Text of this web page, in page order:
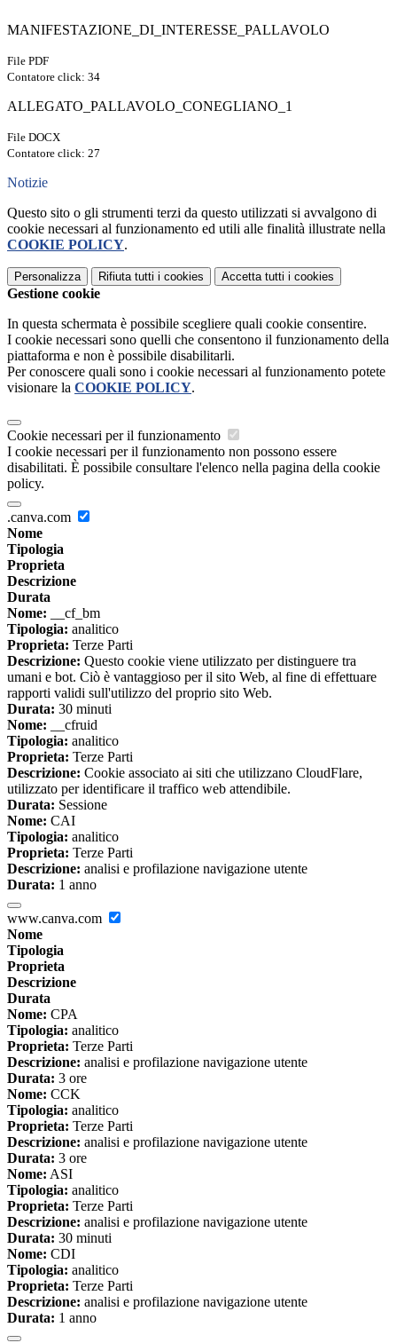
MANIFESTAZIONE_DI_INTERESSE_PALLAVOLO
File PDF
Contatore click: 34
ALLEGATO_PALLAVOLO_CONEGLIANO_1
File DOCX
Contatore click: 27
Notizie
Questo sito o gli strumenti terzi da questo utilizzati si avvalgono di
cookie necessari al funzionamento ed utili alle finalità illustrate nella
COOKIE POLICY.
Personalizza Rifiuta tutti i cookies Accetta tutti i cookies
Gestione cookie
In questa schermata è possibile scegliere quali cookie consentire.
I cookie necessari sono quelli che consentono il funzionamento della
piattaforma e non è possibile disabilitarli.
Per conoscere quali sono i cookie necessari al funzionamento potete
visionare la COOKIE POLICY.
Cookie necessari per il funzionamento
I cookie necessari per il funzionamento non possono essere
disabilitati. È possibile consultare l'elenco nella pagina della cookie
policy.
.canva.com
Nome
Tipologia
Proprieta
Descrizione
Durata
Nome: __cf_bm
Tipologia: analitico
Proprieta: Terze Parti
Descrizione: Questo cookie viene utilizzato per distinguere tra
umani e bot. Ciò è vantaggioso per il sito Web, al fine di effettuare
rapporti validi sull'utilizzo del proprio sito Web.
Durata: 30 minuti
Nome: __cfruid
Tipologia: analitico
Proprieta: Terze Parti
Descrizione: Cookie associato ai siti che utilizzano CloudFlare,
utilizzato per identificare il traffico web attendibile.
Durata: Sessione
Nome: CAI
Tipologia: analitico
Proprieta: Terze Parti
Descrizione: analisi e profilazione navigazione utente
Durata: 1 anno
www.canva.com
Nome
Tipologia
Proprieta
Descrizione
Durata
Nome: CPA
Tipologia: analitico
Proprieta: Terze Parti
Descrizione: analisi e profilazione navigazione utente
Durata: 3 ore
Nome: CCK
Tipologia: analitico
Proprieta: Terze Parti
Descrizione: analisi e profilazione navigazione utente
Durata: 3 ore
Nome: ASI
Tipologia: analitico
Proprieta: Terze Parti
Descrizione: analisi e profilazione navigazione utente
Durata: 30 minuti
Nome: CDI
Tipologia: analitico
Proprieta: Terze Parti
Descrizione: analisi e profilazione navigazione utente
Durata: 1 anno